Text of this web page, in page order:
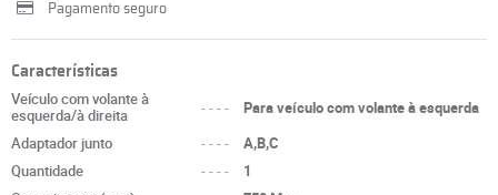
Pagamento seguro
Características
Veículo com volante à
esquerda/à direita
----
Para veículo com volante à esquerda
Adaptador junto
----
A,B,C
Quantidade
----
1